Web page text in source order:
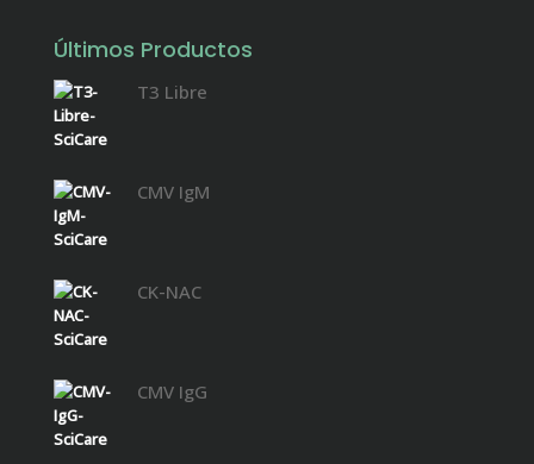
Últimos Productos
T3 Libre
CMV IgM
CK-NAC
CMV IgG